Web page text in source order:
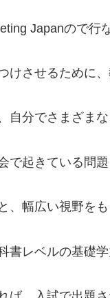
Japanので
けさせるために
自分でさまざま
で起きている問
、幅広い視野を
書レベルの基礎